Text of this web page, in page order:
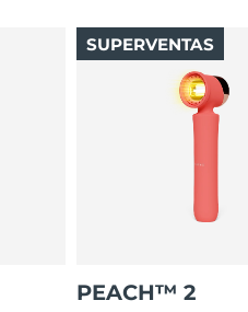
PEACH™ 2
SUPERVENTAS